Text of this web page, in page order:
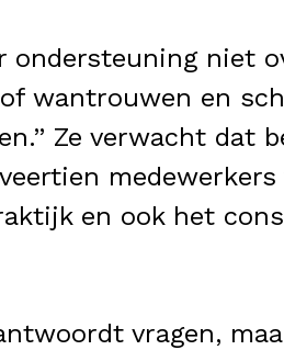
niet
wantrouwen en
Ze verwacht dat
medewerkers
en ook het
vragen,